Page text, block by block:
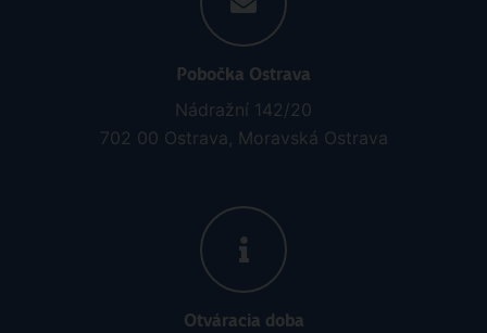
Pobočka Ostrava
Nádražní 142/20
702 00 Ostrava, Moravská Ostrava
Otváracia doba